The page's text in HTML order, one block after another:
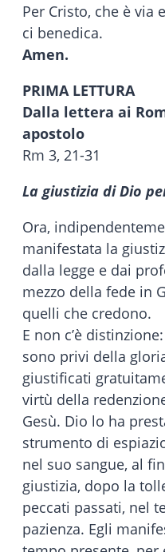
Per Cristo, che è via
ci benedica.
Amen.
PRIMA LETTURA
Dalla lettera ai
apostolo
Rm 3, 21-31
La giustizia di Dio
Ora,
manifestata la
dalla legge e dai
mezzo della fede in
quelli che credono.
E non c’è
sono privi della
giustificati
virtù della
Gesù. Dio lo ha
strumento di
nel suo sangue, al
giustizia, dopo la
peccati passati, nel
pazienza. Egli